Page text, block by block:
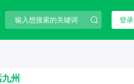
登录
州